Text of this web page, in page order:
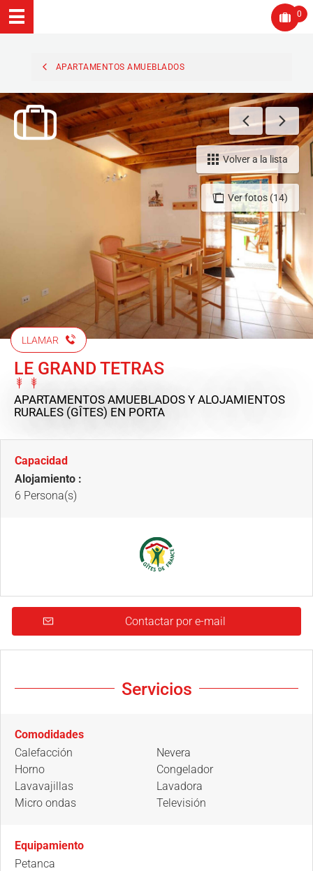
0
APARTAMENTOS AMUEBLADOS
Ver fotos (14)
Volver a la lista
LLAMAR
LE GRAND TETRAS
APARTAMENTOS AMUEBLADOS Y ALOJAMIENTOS
RURALES (GÎTES) EN PORTA
Capacidad
Alojamiento :
6 Persona(s)
Contactar por e-mail
Servicios
Comodidades
Calefacción
Horno
Lavavajillas
Micro ondas
Nevera
Congelador
Lavadora
Televisión
Equipamiento
Petanca